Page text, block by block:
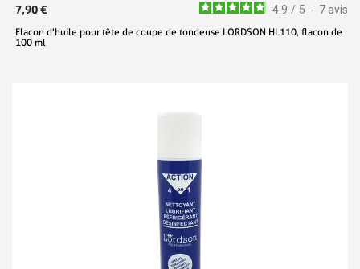
4.9 / 5 - 7 avis
7,90 €
Flacon d'huile pour tête de coupe de tondeuse LORDSON HL110, flacon de
100 ml